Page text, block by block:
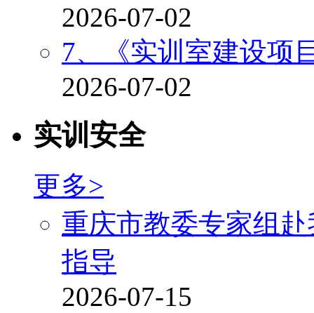
2026-07-02
7、《实训室建设项
2026-07-02
实训安全
更多>
重庆市教委专家组
指导
2026-07-15